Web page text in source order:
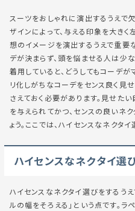
スーツをおしゃれに演出するうえで
ザインによって、与える印象を大きく
想のイメージを演出するうえで重要
デが決まらず、頭を悩ませる人は少
着用していると、どうしてもコーデが
リ化しがちなコーデをセンス良く見
さえておく必要があります。見せた
を与えられてかつ、センスの良いネ
ょう。ここでは、ハイセンスなネクタ
ハイセンスなネクタイ選
ハイセンスなネクタイ選びをするう
ルの幅をそろえる」という点です。ラ